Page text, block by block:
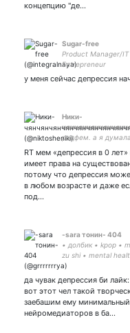
концепцию "де…
Sugar-free
Product Manager/IT
Entrepreneur
у меня сейчас депрессия
Ники-
радфем. а я
RT мем «депрессия в 0 лет»
имеет права на
потому что депрессия
в любом возрасте и даже
под…
-sara тонин- 404
• долбик • kpop •
zu shi • mental
люблю девочек •
да чувак депрессия би
вот этот чел такой
заебашим ему
нейромедиаторов в ба…